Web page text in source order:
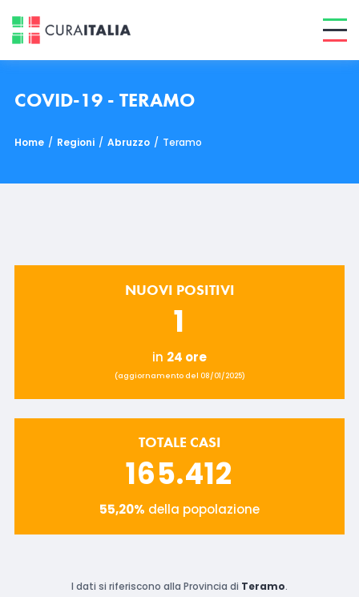
COVID-19 - TERAMO
Home / Regioni / Abruzzo / Teramo
NUOVI POSITIVI
1
in 24 ore
(aggiornamento del 08/01/2025)
TOTALE CASI
165.412
55,20% della popolazione
I dati si riferiscono alla Provincia di Teramo.